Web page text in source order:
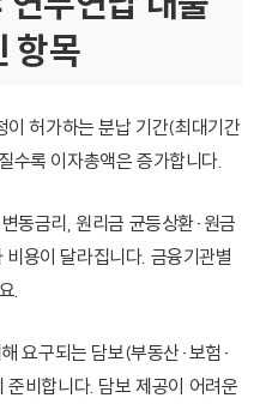
항목
이 허가하는 분납 기간(최대기간
수록 이자총액은 증가합니다.
동금리, 원리금 균등상환·원금
용이 달라집니다. 금융기관별
.
요구되는 담보(부동산·보험·
비합니다. 담보 제공이 어려운